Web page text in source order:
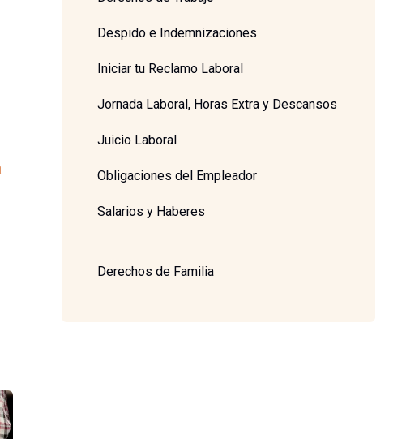
Despido e Indemnizaciones
Iniciar tu Reclamo Laboral
Jornada Laboral, Horas Extra y Descansos
Juicio Laboral
Obligaciones del Empleador
Salarios y Haberes
Derechos de Familia